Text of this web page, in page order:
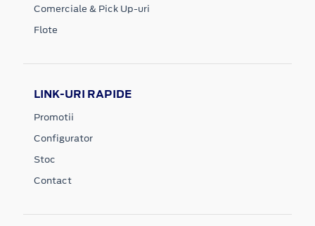
Comerciale & Pick Up-uri
Flote
LINK-URI RAPIDE
Promotii
Configurator
Stoc
Contact